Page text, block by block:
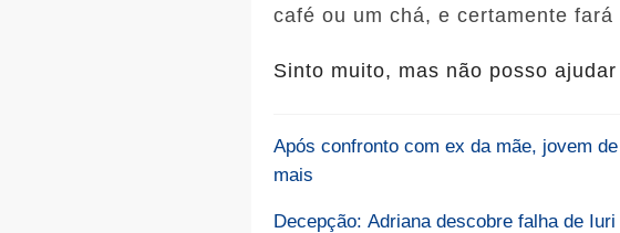
café ou um chá, e certamente
Sinto muito, mas não posso
Após confronto com ex da mãe, jovem
mais
Decepção: Adriana descobre falha de